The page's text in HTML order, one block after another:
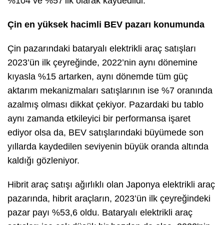
Çin en yüksek hacimli BEV pazarı konumunda
Çin pazarındaki bataryalı elektrikli araç satışları
2023’ün ilk çeyreğinde, 2022’nin aynı dönemine
kıyasla %15 artarken, aynı dönemde tüm güç
aktarım mekanizmaları satışlarının ise %7 oranında
azalmış olması dikkat çekiyor. Pazardaki bu tablo
aynı zamanda etkileyici bir performansa işaret
ediyor olsa da, BEV satışlarındaki büyümede son
yıllarda kaydedilen seviyenin büyük oranda altında
kaldığı gözleniyor.
Hibrit araç satışı ağırlıklı olan Japonya elektrikli araç
pazarında, hibrit araçların, 2023’ün ilk çeyreğindeki
pazar payı %53,6 oldu. Bataryalı elektrikli araç